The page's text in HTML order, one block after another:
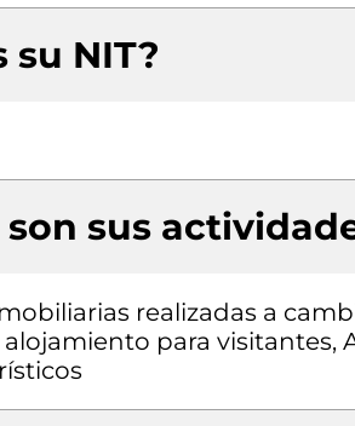
su NIT?
son sus
realizadas a
para visitantes,